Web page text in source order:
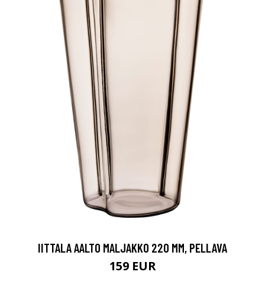
IITTALA AALTO MALJAKKO 220 MM, PELLAVA
159 EUR